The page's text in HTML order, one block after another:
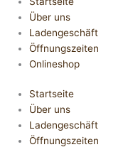
Über uns
Ladengeschäft
Öffnungszeiten
Onlineshop
Startseite
Über uns
Ladengeschäft
Öffnungszeiten